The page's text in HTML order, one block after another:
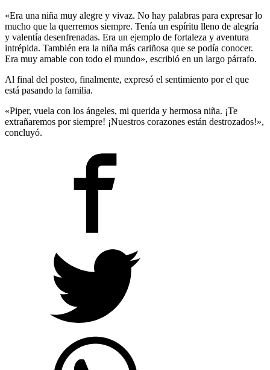
«Era una niña muy alegre y vivaz. No hay palabras para expresar lo
mucho que la querremos siempre. Tenía un espíritu lleno de alegría
y valentía desenfrenadas. Era un ejemplo de fortaleza y aventura
intrépida. También era la niña más cariñosa que se podía conocer.
Era muy amable con todo el mundo», escribió en un largo párrafo.
Al final del posteo, finalmente, expresó el sentimiento por el que
está pasando la familia.
«Piper, vuela con los ángeles, mi querida y hermosa niña. ¡Te
extrañaremos por siempre! ¡Nuestros corazones están destrozados!»,
concluyó.